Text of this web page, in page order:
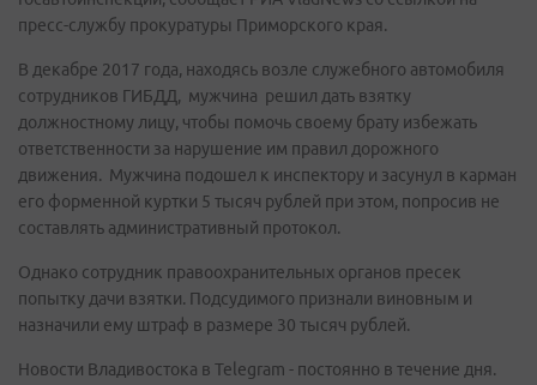
пресс-службу прокуратуры Приморского края.
В декабре 2017 года, находясь возле служебного автомобиля
сотрудников ГИБДД, мужчина решил дать взятку
должностному лицу, чтобы помочь своему брату избежать
ответственности за нарушение им правил дорожного
движения. Мужчина подошел к инспектору и засунул в карман
его форменной куртки 5 тысяч рублей при этом, попросив не
составлять административный протокол.
Однако сотрудник правоохранительных органов пресек
попытку дачи взятки. Подсудимого признали виновным и
назначили ему штраф в размере 30 тысяч рублей.
Новости Владивостока в Telegram - постоянно в течение дня.